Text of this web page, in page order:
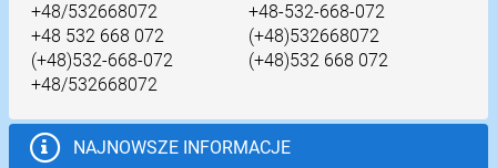
+48/532668072
+48-532-668-072
+48 532 668 072
(+48)532668072
(+48)532-668-072
(+48)532 668 072
+48/532668072
NAJNOWSZE INFORMACJE